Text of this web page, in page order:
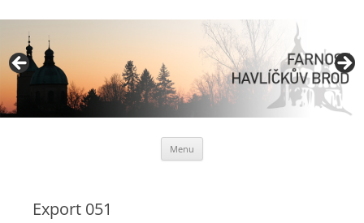
Římskokatolická farnost
Havlíčkův Brod
Menu
Export 051